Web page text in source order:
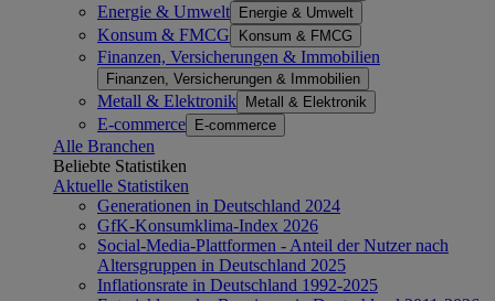
Energie & Umwelt Energie & Umwelt
Konsum & FMCG Konsum & FMCG
Finanzen, Versicherungen & Immobilien
Finanzen, Versicherungen & Immobilien
Metall & Elektronik Metall & Elektronik
E-commerce E-commerce
Alle Branchen
Beliebte Statistiken
Aktuelle Statistiken
Generationen in Deutschland 2024
GfK-Konsumklima-Index 2026
Social-Media-Plattformen - Anteil der Nutzer nach
Altersgruppen in Deutschland 2025
Inflationsrate in Deutschland 1992-2025